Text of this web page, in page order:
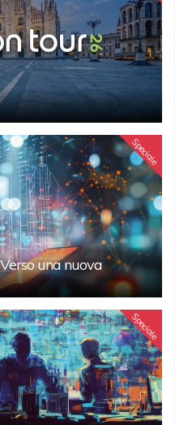
Speciale
una nuova
Speciale